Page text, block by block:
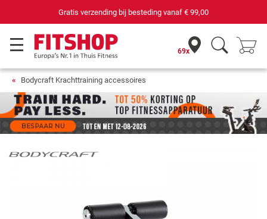
Gratis verzending bij besteding vanaf € 99,00
69x
Bodycraft Krachttraining accessoires